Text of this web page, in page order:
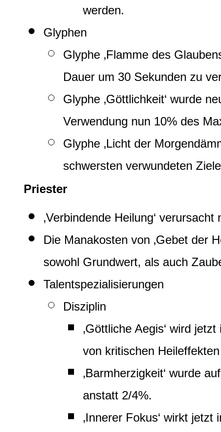
werden.
Glyphen
Glyphe ‚Flamme des
Dauer um 30 Sekunden zu
Glyphe ‚Göttlichkeit‘ wurde
Verwendung nun 10% des
Glyphe ‚Licht der
schwersten verwundeten
Priester
‚Verbindende Heilung‘
Die Manakosten von ‚Gebet der
sowohl Grundwert, als auch
Talentspezialisierungen
Disziplin
‚Göttliche Aegis‘ wird
von kritischen
‚Barmherzigkeit‘ wurde
anstatt 2/4%.
‚Innerer Fokus‘ wirkt jetzt